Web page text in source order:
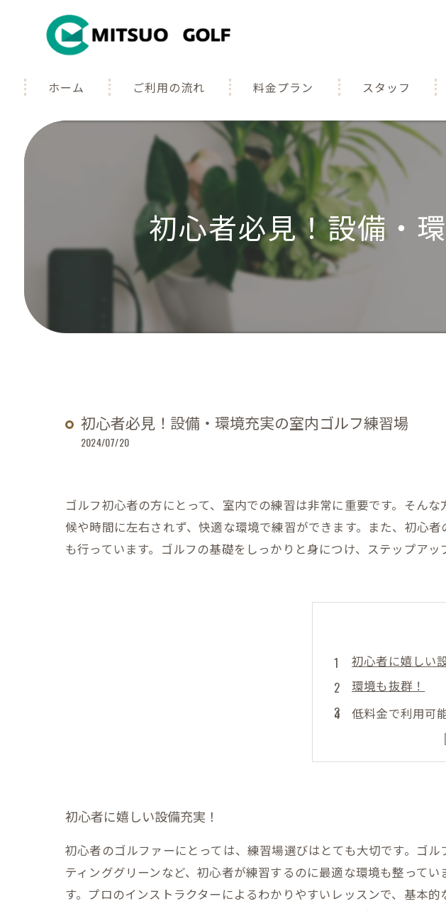
ホーム ご利用の流れ
よくある質問
料金プラン
ギャラリー
スタッフ
初心者必見！設備・
初心者必見！設備・環境充実の室内ゴルフ練習場
2024/07/20
ゴルフ初心者の方にとって、室内での練習は非常に重要です。そん
候や時間に左右されず、快適な環境で練習ができます。また、初心
も行っています。ゴルフの基礎をしっかりと身につけ、ステップアッ
初心者に嬉しい
環境も抜群！
低料金で利用可
快適な空間で練
初心者に嬉しい設備充実！
初心者のゴルファーにとっては、練習場選びはとても大切です。ゴ
ティンググリーンなど、初心者が練習するのに最適な環境も整って
す。プロのインストラクターによるわかりやすいレッスンで、基本